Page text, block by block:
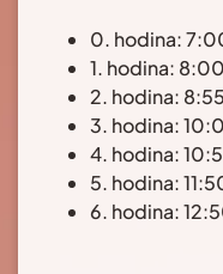
0. hodina:
1. hodina:
2. hodina:
3. hodina:
4. hodina:
5. hodina:
6. hodina: